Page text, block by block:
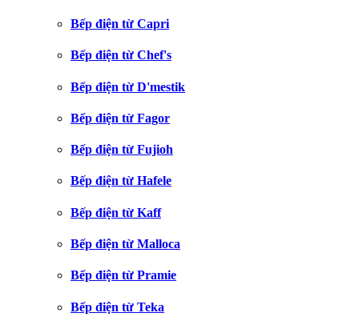
Bếp điện từ Capri
Bếp điện từ Chef's
Bếp điện từ D'mestik
Bếp điện từ Fagor
Bếp điện từ Fujioh
Bếp điện từ Hafele
Bếp điện từ Kaff
Bếp điện từ Malloca
Bếp điện từ Pramie
Bếp điện từ Teka